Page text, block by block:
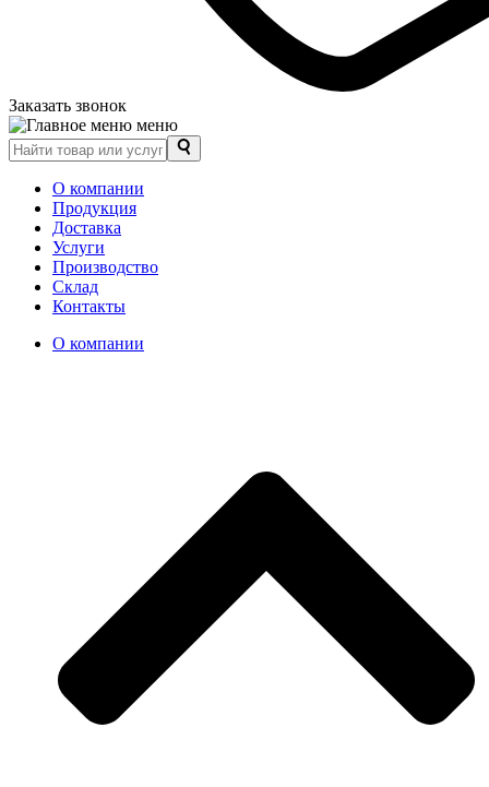
Заказать звонок
меню
О компании
Продукция
Доставка
Услуги
Производство
Склад
Контакты
О компании